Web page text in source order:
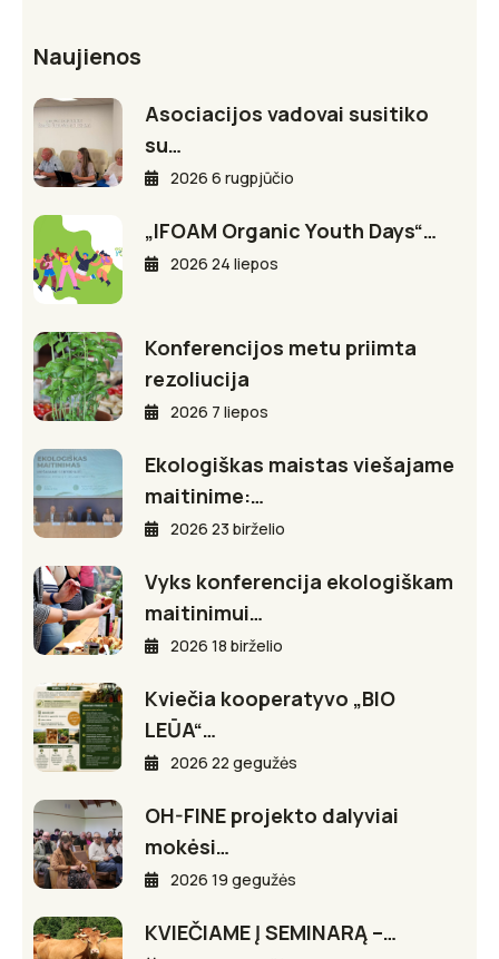
Naujienos
Asociacijos vadovai susitiko
su…
2026 6 rugpjūčio
„IFOAM Organic Youth Days“…
2026 24 liepos
Konferencijos metu priimta
rezoliucija
2026 7 liepos
Ekologiškas maistas viešajame
maitinime:…
2026 23 birželio
Vyks konferencija ekologiškam
maitinimui…
2026 18 birželio
Kviečia kooperatyvo „BIO
LEŪA“…
2026 22 gegužės
OH-FINE projekto dalyviai
mokėsi…
2026 19 gegužės
KVIEČIAME Į SEMINARĄ –…